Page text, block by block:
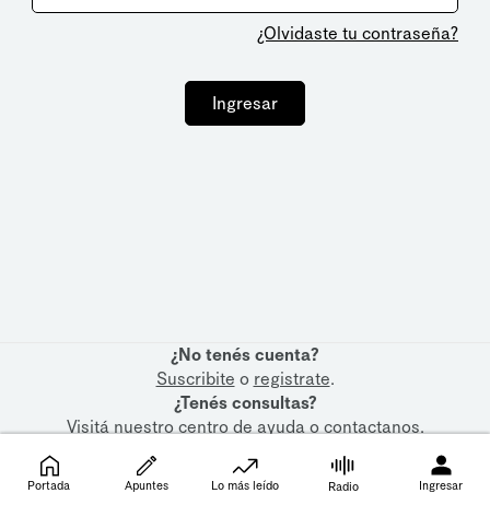
¿Olvidaste tu contraseña?
Ingresar
¿No tenés cuenta?
Suscribite o registrate.
¿Tenés consultas?
Visitá nuestrocentro de ayudaocontactanos.
Portada Apuntes Lo más leído Radio Ingresar